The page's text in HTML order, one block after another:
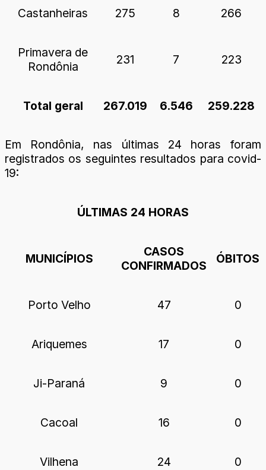
Castanheiras 275 8 266
Primavera de
Rondônia
231 7 223
Total geral 267.019 6.546 259.228
Em Rondônia, nas últimas 24 horas foram
registrados os seguintes resultados para covid-
19:
ÚLTIMAS 24 HORAS
MUNICÍPIOS
CASOS
CONFIRMADOS
ÓBITOS
Porto Velho 47 0
Ariquemes 17 0
Ji-Paraná 9 0
Cacoal 16 0
Vilhena 24 0